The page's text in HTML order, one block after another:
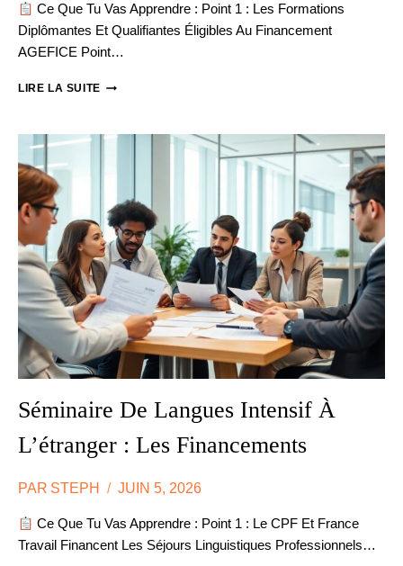
Ce Que Tu Vas Apprendre : Point 1 : Les Formations
Diplômantes Et Qualifiantes Éligibles Au Financement
AGEFICE Point…
LIRE LA SUITEAGEFICE
DES
Séminaire De Langues Intensif À
L’étranger : Les Financements
PAR STEPH JUIN 5, 2026
Ce Que Tu Vas Apprendre : Point 1 : Le CPF Et France
Travail Financent Les Séjours Linguistiques Professionnels…